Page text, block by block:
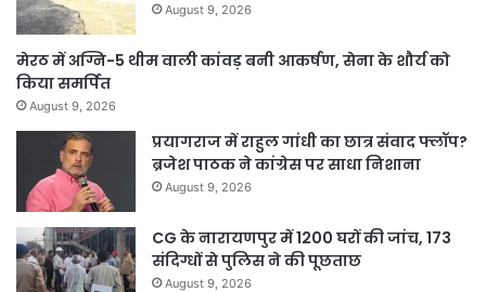
August 9, 2026
मेरठ में अग्नि-5 थीम वाली कांवड़ बनी आकर्षण, सेना के शौर्य को
किया समर्पित
August 9, 2026
प्रयागराज में राहुल गांधी का छात्र संवाद फ्लॉप?
ब्रजेश पाठक ने कांग्रेस पर साधा निशाना
August 9, 2026
CG के नारायणपुर में 1200 घरों की जांच, 173
संदिग्धों से पुलिस ने की पूछताछ
August 9, 2026